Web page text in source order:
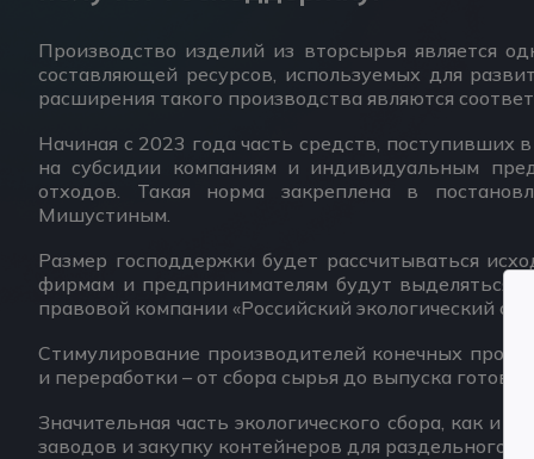
Производство изделий из вторсырья является
составляющей ресурсов, используемых для
расширения такого производства являются
Начиная с 2023 года часть средств, поступивших
на субсидии компаниям и индивидуальным
отходов. Такая норма закреплена в
Мишустиным.
Размер господдержки будет рассчитываться
фирмам и предпринимателям будут выделяться
правовой компании «Российский экологический
Стимулирование производителей конечных
и переработки – от сбора сырья до выпуска готовых
Значительная часть экологического сбора, как
заводов и закупку контейнеров для раздельного